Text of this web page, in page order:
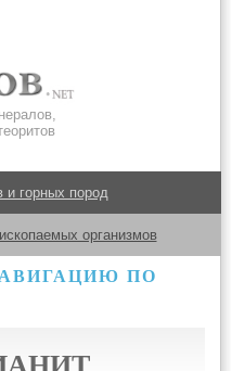
и горных пород
организмов
ПО